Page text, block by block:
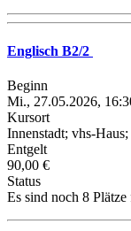
Englisch B2/2
Beginn
Mi., 27.05.2026,
Kursort
Innenstadt; vhs-
Entgelt
90,00 €
Status
Es sind noch 8 Plätze